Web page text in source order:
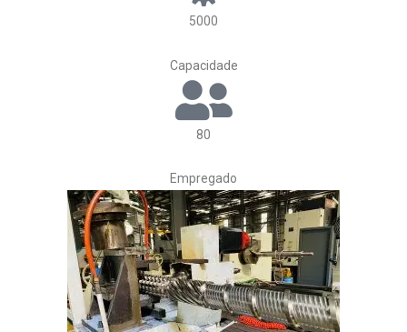
5000
Capacidade
80
Empregado